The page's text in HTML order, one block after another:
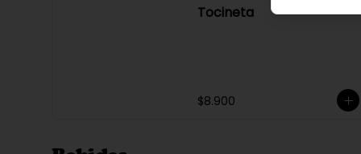
Tocineta
$8.900